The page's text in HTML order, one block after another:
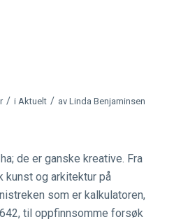
/ i Aktuelt / av Linda Benjaminsen
de er ganske kreative. Fra
kunst og arkitektur på
som er kalkulatoren,
til oppfinnsomme forsøk